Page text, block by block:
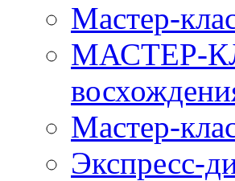
Мастер-
МАСТЕР-
Мастер-
Экспресс-